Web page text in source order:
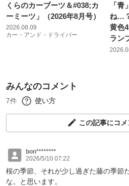
くらのカーブーツ＆#038;カ
ーミーツ」（2026年8月号）
2026.08.09
カー・アンド・ドライバー
「
ね…
黄色
ラン
みんなのコメント
7件 使い方
この記事にコ
bon********
2026/5/10 07:22
桜の季節、それが少し過ぎた藤の季節
な。と思います。